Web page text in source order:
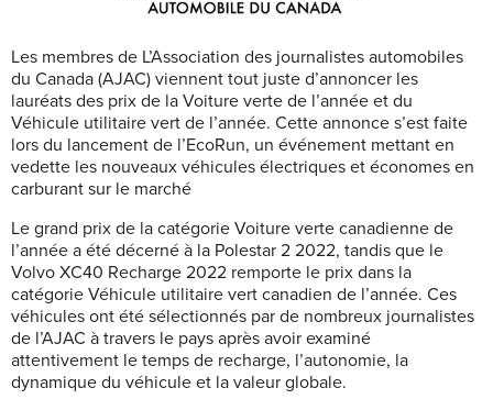
Les membres de L’Association des journalistes automobiles
du Canada (AJAC) viennent tout juste d’annoncer les
lauréats des prix de la Voiture verte de l’année et du
Véhicule utilitaire vert de l’année. Cette annonce s’est faite
lors du lancement de l’EcoRun, un événement mettant en
vedette les nouveaux véhicules électriques et économes en
carburant sur le marché
Le grand prix de la catégorie Voiture verte canadienne de
l’année a été décerné à la Polestar 2 2022, tandis que le
Volvo XC40 Recharge 2022 remporte le prix dans la
catégorie Véhicule utilitaire vert canadien de l’année. Ces
véhicules ont été sélectionnés par de nombreux journalistes
de l’AJAC à travers le pays après avoir examiné
attentivement le temps de recharge, l’autonomie, la
dynamique du véhicule et la valeur globale.